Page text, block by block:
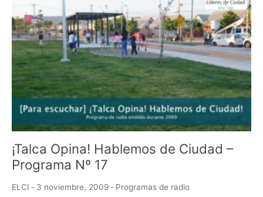
¡Talca Opina! Hablemos de Ciudad –
Programa Nº 17
ELCI - 3 noviembre, 2009 - Programas de radio